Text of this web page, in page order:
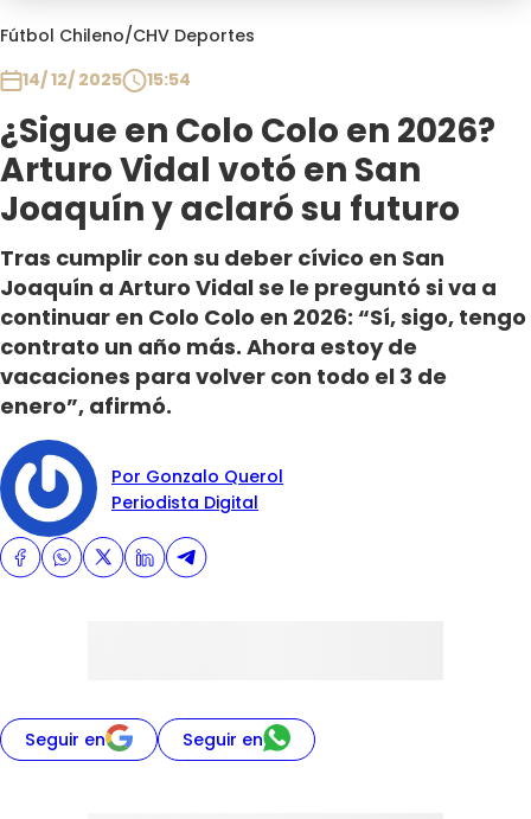
Fútbol Chileno/CHV Deportes
14/ 12/ 2025
15:54
¿Sigue en Colo Colo en 2026?
Arturo Vidal votó en San
Joaquín y aclaró su futuro
Tras cumplir con su deber cívico en San
Joaquín a Arturo Vidal se le preguntó si va a
continuar en Colo Colo en 2026: “Sí, sigo, tengo
contrato un año más. Ahora estoy de
vacaciones para volver con todo el 3 de
enero”, afirmó.
Por Gonzalo Querol
Periodista Digital
Seguir en Seguir en
Programas
Club De La Comedia
Contigo en Directo
Plan Perfecto
El Tiempo
Sabingo